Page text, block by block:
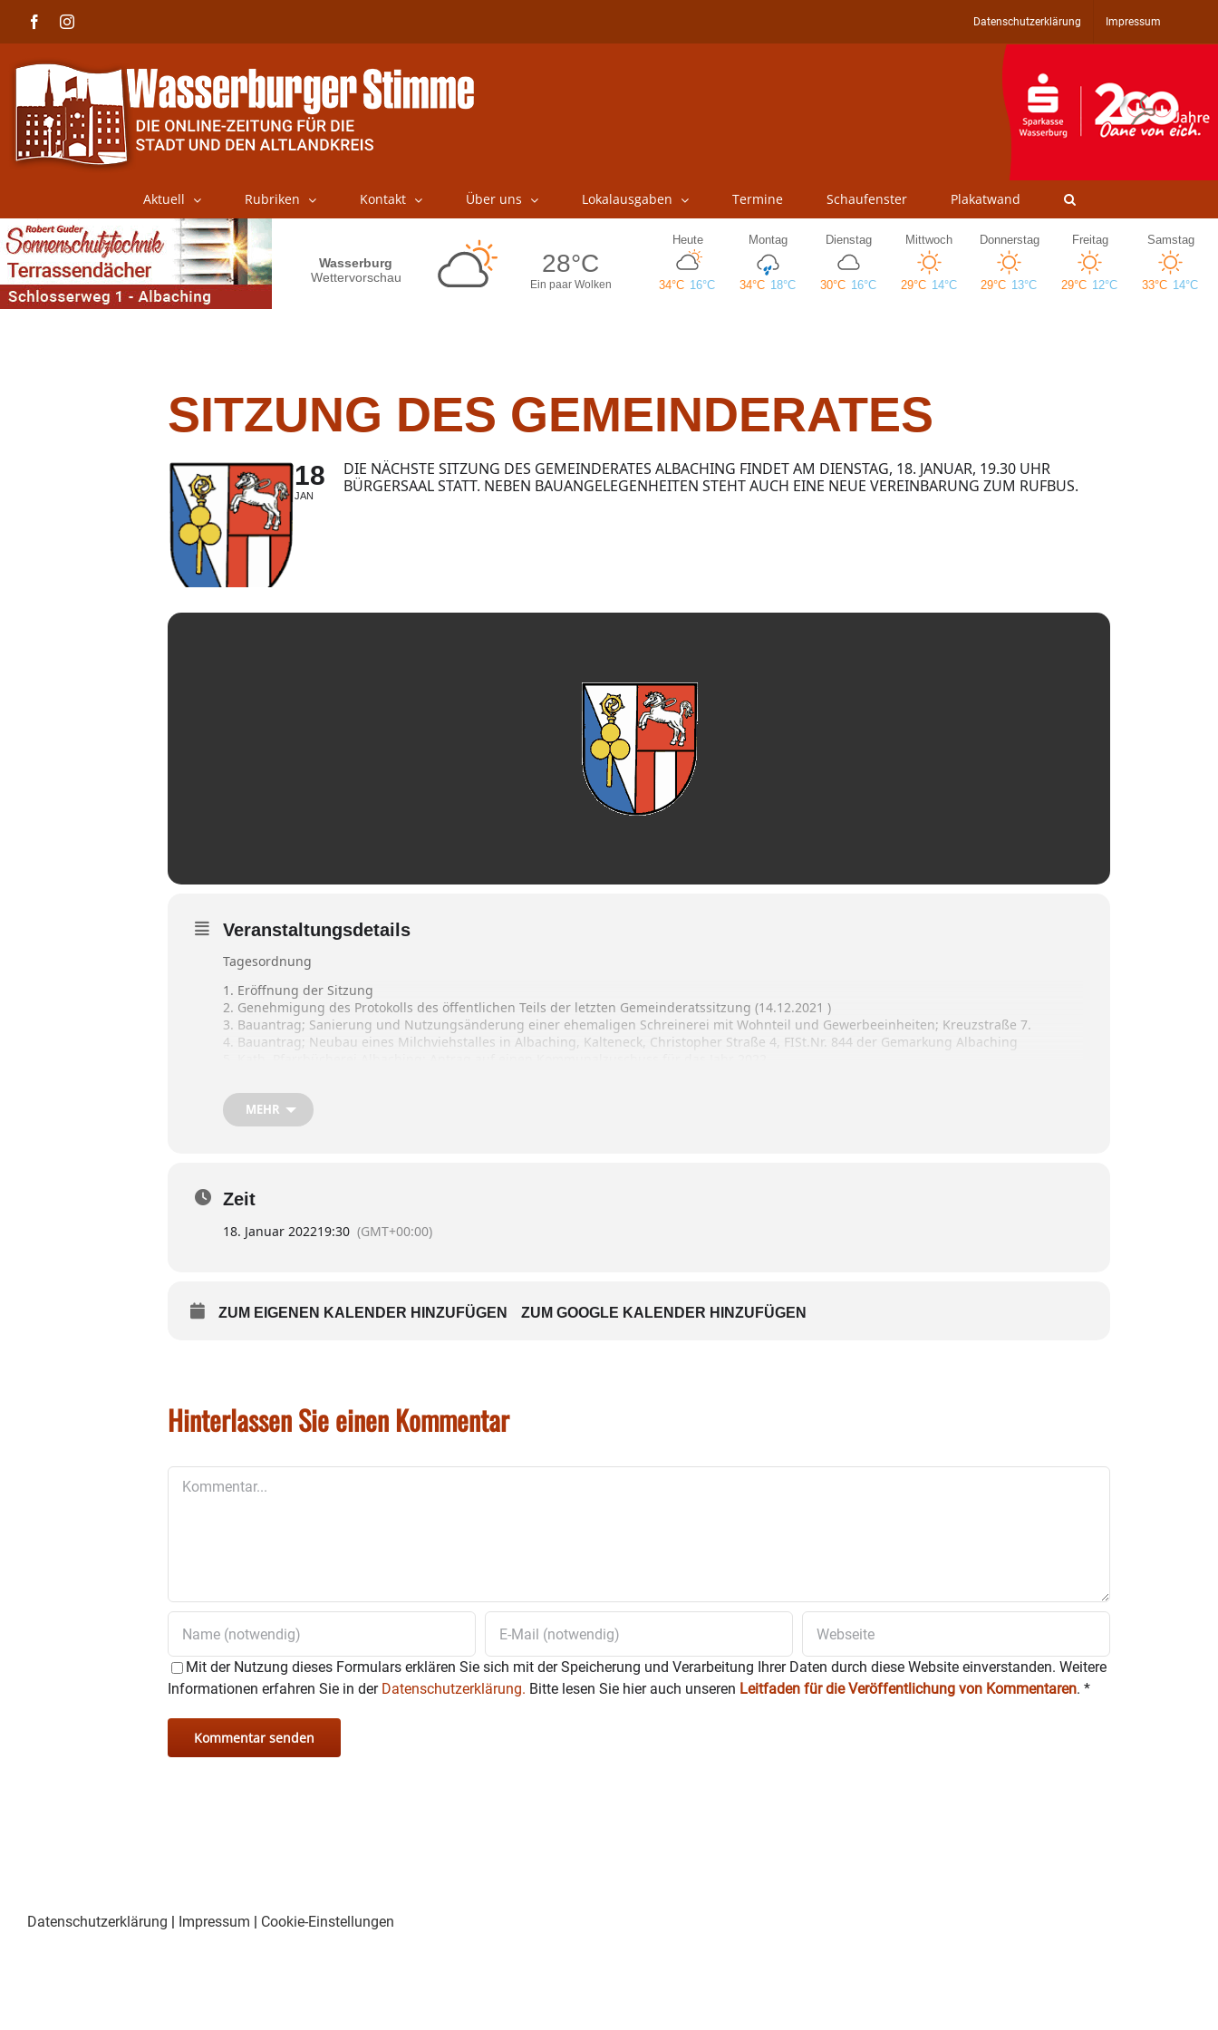
FacebookInstagram Datenschutzerklärung Impressum
Aktuell Rubriken Kontakt Über uns Lokalausgaben Termine Schaufenster Plakatwand
SITZUNG DES GEMEINDERATES
18
JAN
DIE NÄCHSTE SITZUNG DES GEMEINDERATES ALBACHING FINDET AM DIENSTAG, 18. JANUAR, 19.30 UHR
BÜRGERSAAL STATT. NEBEN BAUANGELEGENHEITEN STEHT AUCH EINE NEUE VEREINBARUNG ZUM RUFBUS.
Veranstaltungsdetails
Tagesordnung
1. Eröffnung der Sitzung
2. Genehmigung des Protokolls des öffentlichen Teils der letzten Gemeinderatssitzung (14.12.2021 )
3. Bauantrag; Sanierung und Nutzungsänderung einer ehemaligen Schreinerei mit Wohnteil und Gewerbeeinheiten; Kreuzstraße 7.
4. Bauantrag; Neubau eines Milchviehstalles in Albaching, Kalteneck, Christopher Straße 4, FISt.Nr. 844 der Gemarkung Albaching
6.1 Bekanntgabe der gefassten Beschlüsse des nichtöffentlichen Teils der letzten Gemeinderatssitzung
6.2 Rufbus (Filzenbus); Neuer Vereinbarung für die Jahre 2022 bis 2026
MEHR
Zeit
18. Januar 202219:30 (GMT+00:00)
ZUM EIGENEN KALENDER HINZUFÜGEN ZUM GOOGLE KALENDER HINZUFÜGEN
Hinterlassen Sie einen Kommentar
Mit der Nutzung dieses Formulars erklären Sie sich mit der Speicherung und Verarbeitung Ihrer Daten durch diese Website einverstanden. Weitere
Informationen erfahren Sie in der Datenschutzerklärung. Bitte lesen Sie hier auch unseren Leitfaden für die Veröffentlichung von Kommentaren. *
Datenschutzerklärung | Impressum | Cookie-Einstellungen